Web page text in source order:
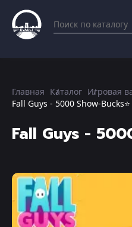
Главная Каталог Игровая
Fall Guys - 5000 Show-Bucks⭐️
Fall Guys -